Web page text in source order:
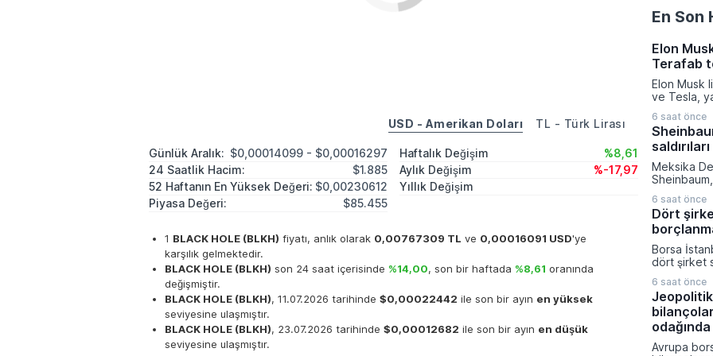
USD - Amerikan Doları TL - Türk Lirası
Günlük Aralık: $0,00014099 - $0,00016297
24 Saatlik Hacim:
$1.885
52 Haftanın En Yüksek Değeri: $0,00230612
Piyasa Değeri:
$85.455
Haftalık Değişim
%8,61
Aylık Değişim
%-17,97
Yıllık Değişim
1 BLACK HOLE (BLKH) fiyatı, anlık olarak 0,00767309 TL ve 0,00016091 USD'ye
karşılık gelmektedir.
BLACK HOLE (BLKH) son 24 saat içerisinde %14,00, son bir haftada %8,61 oranında
değişmiştir.
BLACK HOLE (BLKH), 11.07.2026 tarihinde $0,00022442 ile son bir ayın en yüksek
seviyesine ulaşmıştır.
BLACK HOLE (BLKH), 23.07.2026 tarihinde $0,00012682 ile son bir ayın en düşük
seviyesine ulaşmıştır.
En Son
Elon
Terafab
Elon Musk
ve Tesla,
azaltmak
eyaletinde
kurma
verilen bu
milyar dolar
sermaye
6 saat önce
Meksika
devam
toplumu
çağırdı.
Devleti'ni
yineleyen
sivil
ateşkes ve
uyulması
6 saat önce
Dört
Borsa
dört şirket
hedeflerine
Sermaye
yapılan
Ağustos
6 saat önce
odağında
Avrupa